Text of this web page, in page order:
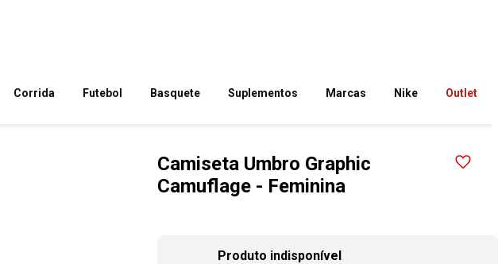
Corrida Futebol Basquete Suplementos Marcas Nike Outlet
Camiseta Umbro Graphic
Camuflage - Feminina
Produto indisponível